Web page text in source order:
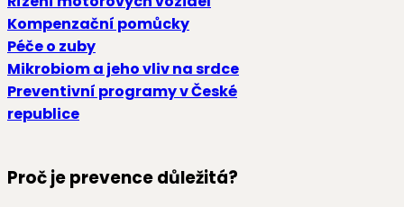
Kompenzační pomůcky
Péče o zuby
Mikrobiom a jeho vliv na srdce
Preventivní programy v České
republice
Proč je prevence důležitá?